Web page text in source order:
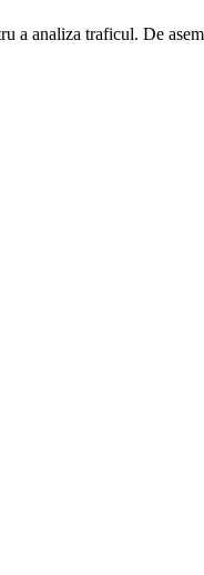
analiza traficul. De